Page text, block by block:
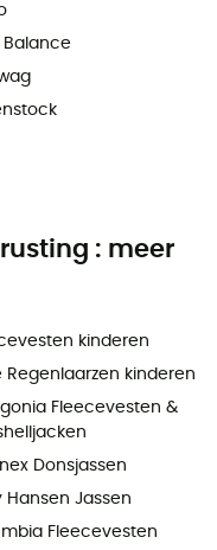
Balance
: meer
kinderen
Regenlaarzen kinderen
Fleecevesten &
Donsjassen
Hansen Jassen
Fleecevesten